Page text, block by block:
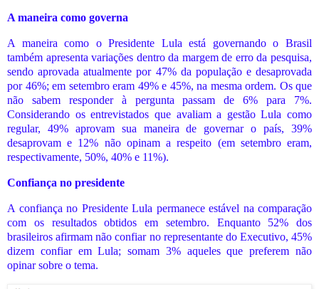
A maneira como governa
A maneira como o Presidente Lula está governando o Brasil
também apresenta variações dentro da margem de erro da pesquisa,
sendo aprovada atualmente por 47% da população e desaprovada
por 46%; em setembro eram 49% e 45%, na mesma ordem. Os que
não sabem responder à pergunta passam de 6% para 7%.
Considerando os entrevistados que avaliam a gestão Lula como
regular, 49% aprovam sua maneira de governar o país, 39%
desaprovam e 12% não opinam a respeito (em setembro eram,
respectivamente, 50%, 40% e 11%).
Confiança no presidente
A confiança no Presidente Lula permanece estável na comparação
com os resultados obtidos em setembro. Enquanto 52% dos
brasileiros afirmam não confiar no representante do Executivo, 45%
dizem confiar em Lula; somam 3% aqueles que preferem não
opinar sobre o tema.